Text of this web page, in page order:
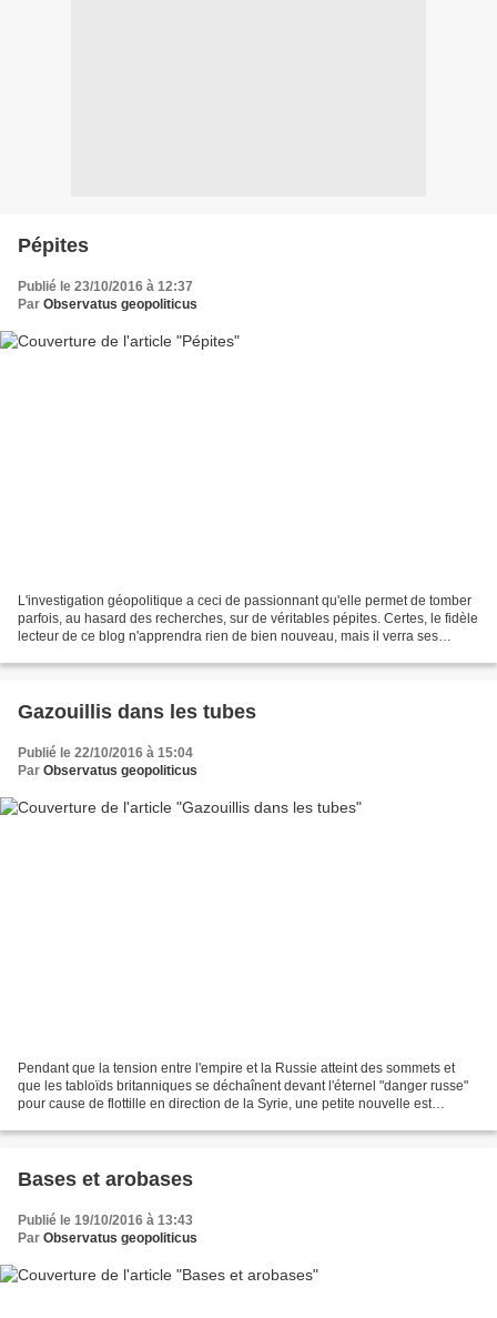
Pépites
Publié le 23/10/2016 à 12:37
Par Observatus geopoliticus
L'investigation géopolitique a ceci de passionnant qu'elle permet de tomber
parfois, au hasard des recherches, sur de véritables pépites. Certes, le fidèle
lecteur de ce blog n'apprendra rien de bien nouveau, mais il verra ses
Gazouillis dans les tubes
Publié le 22/10/2016 à 15:04
Par Observatus geopoliticus
Pendant que la tension entre l'empire et la Russie atteint des sommets et
que les tabloïds britanniques se déchaînent devant l'éternel "danger russe"
pour cause de flottille en direction de la Syrie, une petite nouvelle est
Bases et arobases
Publié le 19/10/2016 à 13:43
Par Observatus geopoliticus